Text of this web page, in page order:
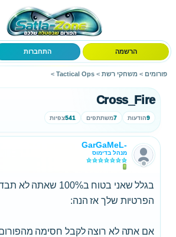
הרשמה התחברות
פורומים > משחקי רשת >
Tactical Ops
>
Cross_Fire
9הודעות 7משתתפים 541צפיות
GarGaMeL-
מנהל בדימוס
בגלל שאני בטוח ב100%
הפרטיות שלך אז הנה:
אם אתה לא רוצה לקבל חסימה